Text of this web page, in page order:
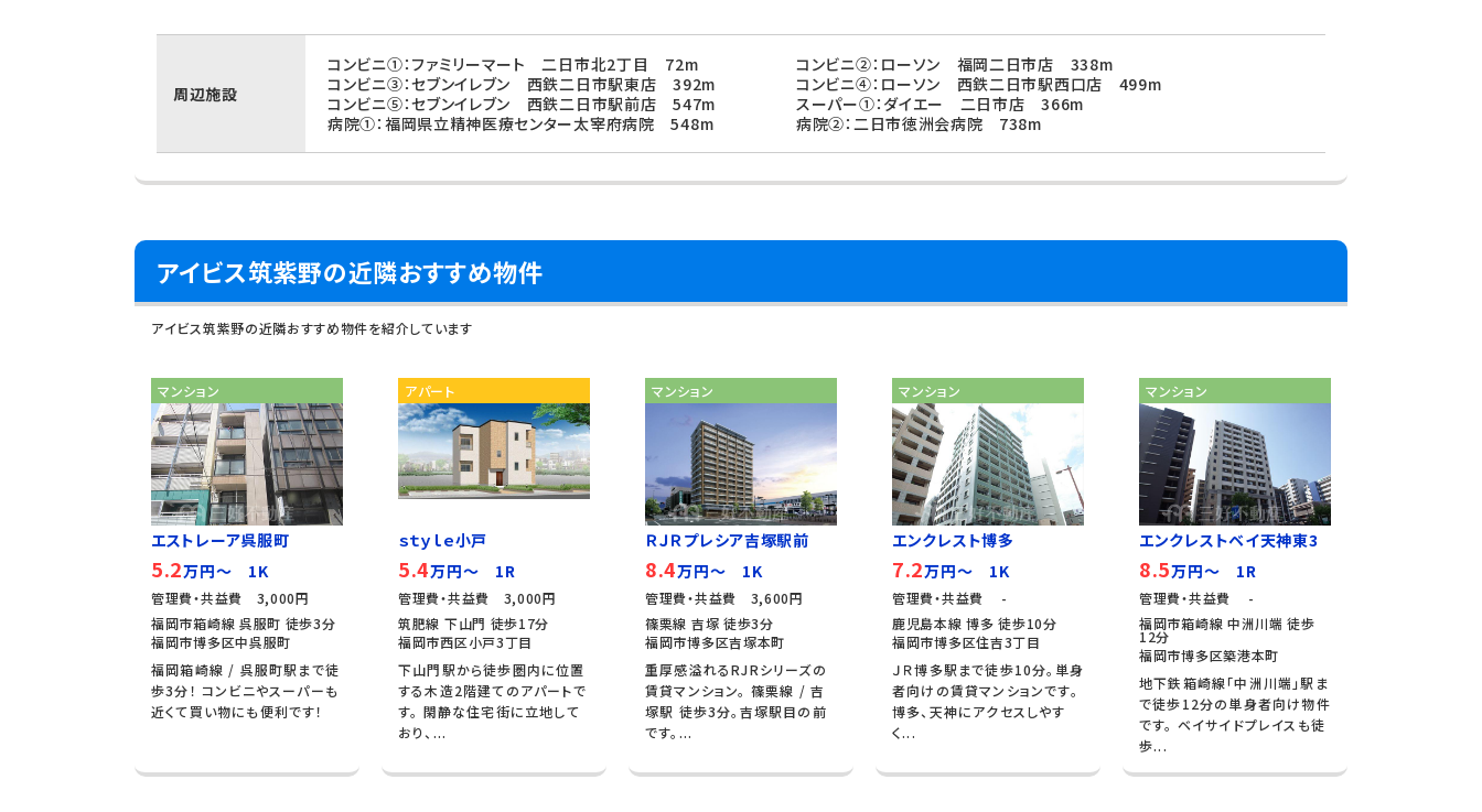
周辺施設
コンビニ①：ファミリーマート 二日市北2丁目 72m
コンビニ②：ローソン 福岡二日市店 338m
コンビニ③：セブンイレブン 西鉄二日市駅東店 392m
コンビニ④：ローソン 西鉄二日市駅西口店 499m
コンビニ⑤：セブンイレブン 西鉄二日市駅前店 547m
スーパー①：ダイエー 二日市店 366m
病院①：福岡県立精神医療センター太宰府病院 548m
病院②：二日市徳洲会病院 738m
アイビス筑紫野の近隣おすすめ物件
アイビス筑紫野の近隣おすすめ物件を紹介しています
マンション
エストレーア呉服町
5.2万円～ 1K
管理費・共益費 3,000円
福岡市箱崎線 呉服町 徒歩3分
福岡市博多区中呉服町
福岡箱崎線 / 呉服町駅まで徒
歩3分！ コンビニやスーパーも
近くて買い物にも便利です！
アパート
ｓｔｙｌｅ小戸
5.4万円～ 1R
管理費・共益費 3,000円
筑肥線 下山門 徒歩17分
福岡市西区小戸3丁目
下山門駅から徒歩圏内に位置
する木造2階建てのアパートで
す。 閑静な住宅街に立地して
おり、...
マンション
ＲＪＲプレシア吉塚駅前
8.4万円～ 1K
管理費・共益費 3,600円
篠栗線 吉塚 徒歩3分
福岡市博多区吉塚本町
重厚感溢れるRJRシリーズの
賃貸マンション。 篠栗線 / 吉
塚駅 徒歩3分。吉塚駅目の前
です。...
マンション
エンクレスト博多
7.2万円～ 1K
管理費・共益費 -
鹿児島本線 博多 徒歩10分
福岡市博多区住吉3丁目
ＪＲ博多駅まで徒歩10分。単身
者向けの賃貸マンションです。
博多、天神にアクセスしやす
く...
マンション
エンクレストベイ天神東3
8.5万円～ 1R
管理費・共益費 -
福岡市箱崎線 中洲川端 徒歩
12分
福岡市博多区築港本町
地下鉄箱崎線「中洲川端」駅ま
で徒歩12分の単身者向け物件
です。 ベイサイドプレイスも徒
歩...